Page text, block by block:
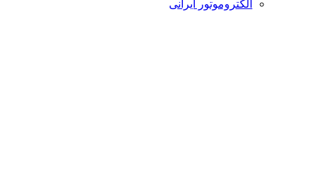
الکتروموتور ایرانی